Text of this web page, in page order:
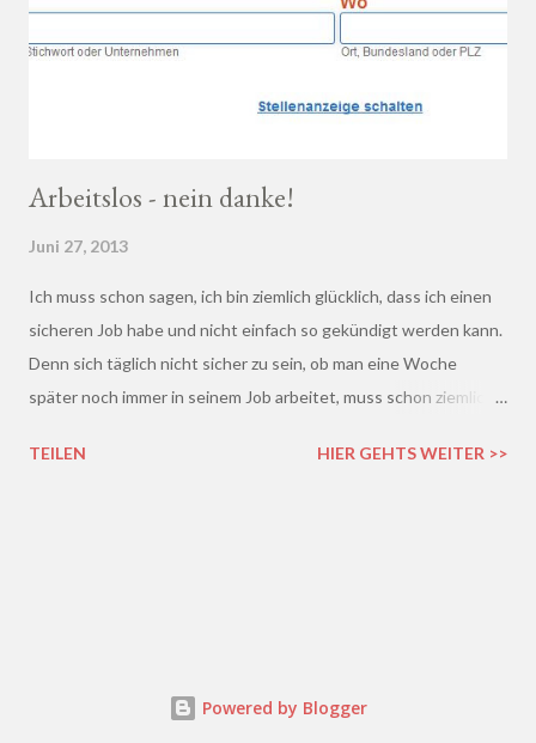
Arbeitslos - nein danke!
Juni 27, 2013
Ich muss schon sagen, ich bin ziemlich glücklich, dass ich einen
sicheren Job habe und nicht einfach so gekündigt werden kann.
Denn sich täglich nicht sicher zu sein, ob man eine Woche
später noch immer in seinem Job arbeitet, muss schon ziemlich
derzeitigen Situation kommt es ja leider gar nicht so wenig vor,
TEILEN HIER GEHTS WEITER >>
Powered by Blogger